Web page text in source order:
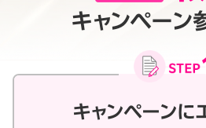
キャンペーン
キャンペーンに